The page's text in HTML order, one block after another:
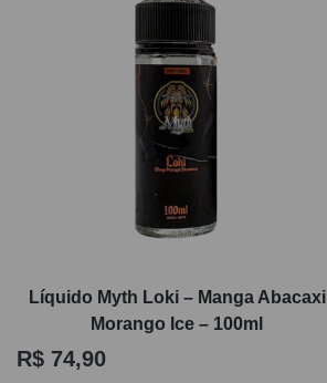
Líquido Myth Loki – Manga Abacaxi
Morango Ice – 100ml
R$ 74,90